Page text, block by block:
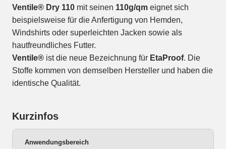
Ventile® Dry 110 mit seinen 110g/qm eignet sich
beispielsweise für die Anfertigung von Hemden,
Windshirts oder superleichten Jacken sowie als
hautfreundliches Futter.
Ventile® ist die neue Bezeichnung für EtaProof. Die
Stoffe kommen von demselben Hersteller und haben die
identische Qualität.
Kurzinfos
Anwendungsbereich